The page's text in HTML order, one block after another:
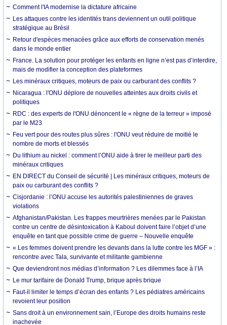
Comment l'IA modernise la dictature africaine
Les attaques contre les identités trans deviennent un outil politique
stratégique au Brésil
Retour d'espèces menacées grâce aux efforts de conservation menés
dans le monde entier
France. La solution pour protéger les enfants en ligne n’est pas d’interdire,
mais de modifier la conception des plateformes
Les minéraux critiques, moteurs de paix ou carburant des conflits ?
Nicaragua : l'ONU déplore de nouvelles atteintes aux droits civils et
politiques
RDC : des experts de l'ONU dénoncent le « règne de la terreur » imposé
par le M23
Feu vert pour des routes plus sûres : l'ONU veut réduire de moitié le
nombre de morts et blessés
Du lithium au nickel : comment l’ONU aide à tirer le meilleur parti des
minéraux critiques
EN DIRECT du Conseil de sécurité | Les minéraux critiques, moteurs de
paix ou carburant des conflits ?
Cisjordanie : l’ONU accuse les autorités palestiniennes de graves
violations
Afghanistan/Pakistan. Les frappes meurtrières menées par le Pakistan
contre un centre de désintoxication à Kaboul doivent faire l’objet d’une
enquête en tant que possible crime de guerre – Nouvelle enquête
« Les femmes doivent prendre les devants dans la lutte contre les MGF » :
rencontre avec Tala, survivante et militante gambienne
Que deviendront nos médias d’information ? Les dilemmes face à l’IA
Le mur tarifaire de Donald Trump, brique après brique
Faut-il limiter le temps d’écran des enfants ? Les pédiatres américains
revoient leur position
Sans droit à un environnement sain, l’Europe des droits humains reste
inachevée